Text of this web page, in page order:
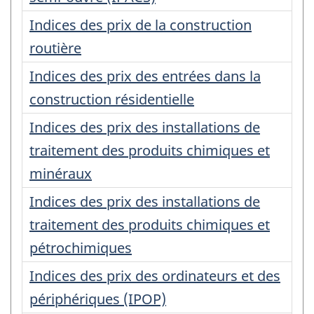
Indices des prix de la construction
routière
Indices des prix des entrées dans la
construction résidentielle
Indices des prix des installations de
traitement des produits chimiques et
minéraux
Indices des prix des installations de
traitement des produits chimiques et
pétrochimiques
Indices des prix des ordinateurs et des
périphériques (IPOP)